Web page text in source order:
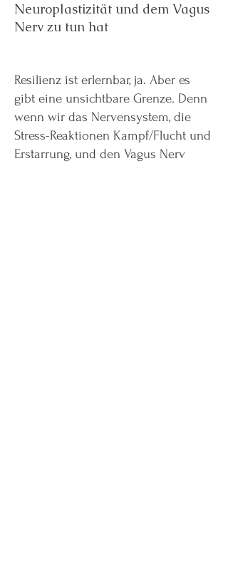
Neuroplastizität und dem Vagus
Nerv zu tun hat
Resilienz ist erlernbar, ja. Aber es
gibt eine unsichtbare Grenze. Denn
wenn wir das Nervensystem, die
Stress-Reaktionen Kampf/Flucht und
Erstarrung, und den Vagus Nerv